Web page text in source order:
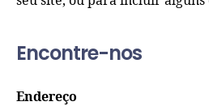
Encontre-nos
Endereço